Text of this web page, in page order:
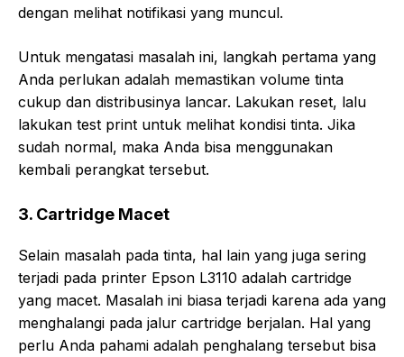
dengan melihat notifikasi yang muncul.
Untuk mengatasi masalah ini, langkah pertama yang
Anda perlukan adalah memastikan volume tinta
cukup dan distribusinya lancar. Lakukan reset, lalu
lakukan test print untuk melihat kondisi tinta. Jika
sudah normal, maka Anda bisa menggunakan
kembali perangkat tersebut.
3. Cartridge Macet
Selain masalah pada tinta, hal lain yang juga sering
terjadi pada printer Epson L3110 adalah cartridge
yang macet. Masalah ini biasa terjadi karena ada yang
menghalangi pada jalur cartridge berjalan. Hal yang
perlu Anda pahami adalah penghalang tersebut bisa